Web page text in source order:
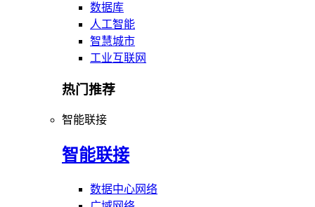
数据库
人工智能
智慧城市
工业互联网
热门推荐
智能联接
智能联接
数据中心网络